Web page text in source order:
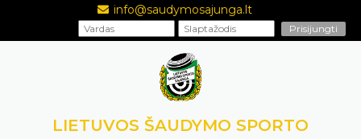
info@saudymosajunga.lt
LIETUVOS ŠAUDYMO SPORTO